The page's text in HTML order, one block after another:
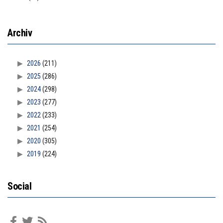
Archiv
2026 (211)
2025 (286)
2024(298)
2023 (277)
2022 (233)
2021 (254)
2020 (305)
2019 (224)
Social